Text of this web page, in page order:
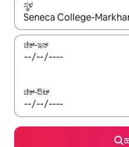
ಸ್ಥಳ
ಫಲಿತಾಂಶಗಳು ಲಭ್ಯವಿರುವಾಗ,
ಚೆಕ್-ಇನ್
ಚೆಕ್-ಔಟ್